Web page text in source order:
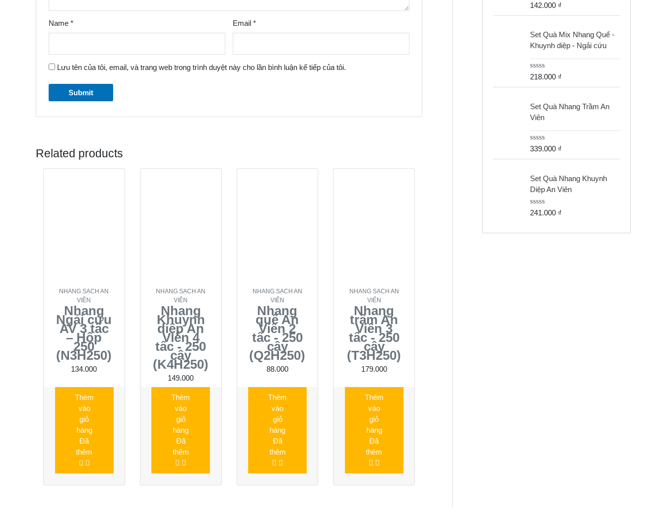
Name* Email *
Lưu tên của tôi, email, và trang web trong trình duyệt này cho lần bình luận kế tiếp của tôi.
Related products
NHANG SẠCH AN
VIÊN
Nhang
Ngải cứu
AV 3 tấc
– Hộp
250
(N3H250)
134.000
Thêm
vào
giỏ
hàng
Đã
thêm
NHANG SẠCH AN
VIÊN
Nhang
Khuynh
diệp An
Viên 4
tấc - 250
cây
(K4H250)
149.000
Thêm
vào
giỏ
hàng
Đã
thêm
NHANG SẠCH AN
VIÊN
Nhang
quế An
Viên 2
tấc - 250
cây
(Q2H250)
88.000
Thêm
vào
giỏ
hàng
Đã
thêm
NHANG SẠCH AN
VIÊN
Nhang
trầm An
Viên 3
tấc - 250
cây
(T3H250)
179.000
Thêm
vào
giỏ
hàng
Đã
thêm
R
d
0
o
u
t
f
5
142.000 ₫
Set Quà Mix Nhang Quế -
Khuynh diệp - Ngải cứu
R
d
0
o
u
t
f
5
218.000 ₫
Set Quà Nhang Trầm An
Viên
R
d
0
o
u
t
o
339.000 ₫
Set Quà Nhang Khuynh
Diệp An Viên
R
e
241.000 ₫